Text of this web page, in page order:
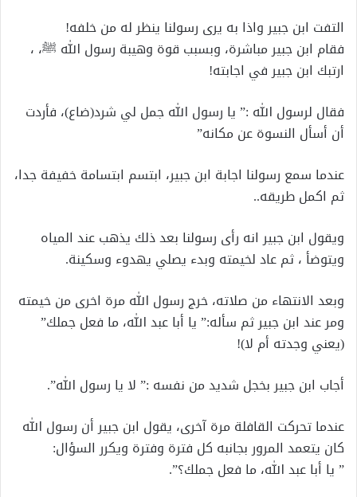
التفت ابن جبير واذا به يرى رسولنا ينظر له من خلفه!
فقام ابن جبير مباشرة، وبسبب قوة وهيبة رسول الله ﷺ، ،
ارتبك ابن جبير في اجابته!
فقال لرسول الله :” يا رسول الله جمل لي شرد(ضاع)، فأردت
أن أسأل النسوة عن مكانه”
عندما سمع رسولنا اجابة ابن جبير، ابتسم ابتسامة خفيفة جدا،
ثم اكمل طريقه..
ويقول ابن جبير انه رأى رسولنا بعد ذلك يذهب عند المياه
ويتوضأ ، ثم عاد لخيمته وبدء يصلي يهدوء وسكينة.
وبعد الانتهاء من صلاته، خرج رسول الله مرة اخرى من خيمته
ومر عند ابن جبير ثم سأله:” يا أبا عبد الله، ما فعل جملك”
(يعني وجدته أم لا)!
أجاب ابن جبير بخجل شديد من نفسه :” لا يا رسول الله”.
عندما تحركت القافلة مرة آخرى، يقول ابن جبير أن رسول الله
كان يتعمد المرور بجانبه كل فترة وفترة ويكرر السؤال:
” يا أبا عبد الله، ما فعل جملك؟”.